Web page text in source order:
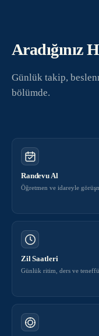
Aradığınız
Günlük takip,
bölümde.
Randevu Al
Öğretmen ve idareyle
Zil Saatleri
Günlük ritim, ders ve